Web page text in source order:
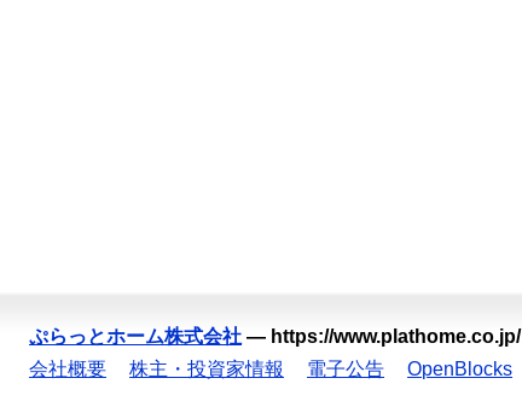
ぷらっとホーム株式会社 — https://www.plathome.co.jp/
会社概要
株主・投資家情報 電子公告 OpenBlocks